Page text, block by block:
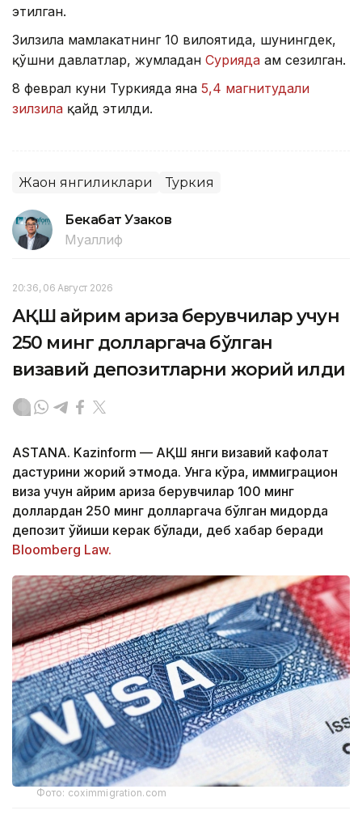
этилган.
Зилзила мамлакатнинг 10 вилоятида, шунингдек,
қўшни давлатлар, жумладан Сурияда ҳам сезилган.
8 феврал куни Туркияда яна 5,4 магнитудали
зилзила қайд этилди.
Жаҳон янгиликлари Туркия
Бекабат Узаков
Муаллиф
20:36, 06 Август 2026
АҚШ айрим ариза берувчилар учун
250 минг долларгача бўлган
визавий депозитларни жорий қилди
ASTANA. Kazinform — АҚШ янги визавий кафолат
дастурини жорий этмоқда. Унга кўра, иммиграцион
виза учун айрим ариза берувчилар 100 минг
доллардан 250 минг долларгача бўлган миқдорда
депозит қўйиши керак бўлади, деб хабар беради
Bloomberg Law.
Фото: coximmigration.com